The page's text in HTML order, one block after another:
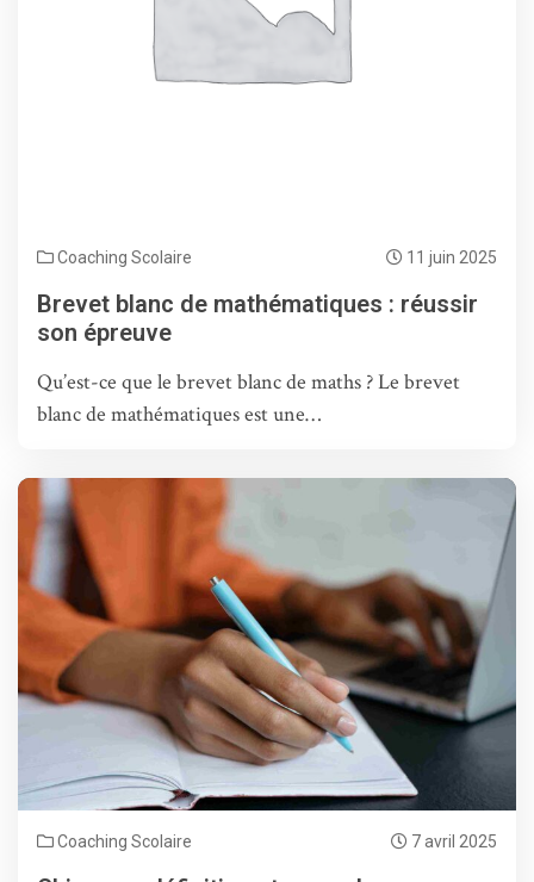
Coaching Scolaire 11 juin 2025
Brevet blanc de mathématiques : réussir
son épreuve
Qu’est-ce que le brevet blanc de maths ? Le brevet
blanc de mathématiques est une…
Coaching Scolaire 7 avril 2025